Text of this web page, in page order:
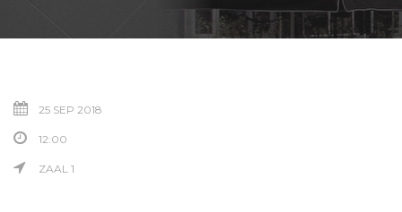
25 SEP 2018
12:00
ZAAL 1